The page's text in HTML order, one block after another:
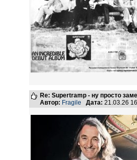
Re: Supertramp - ну просто
Автор: Fragile Дата: 21.03.26